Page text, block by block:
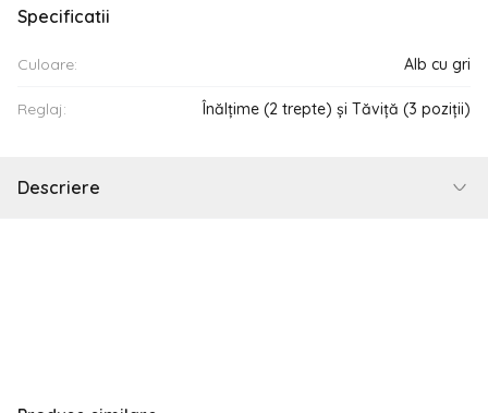
Specificatii
Culoare: Alb cu gri
Reglaj: Înălțime (2 trepte) și Tăviță (3 poziții)
Descriere